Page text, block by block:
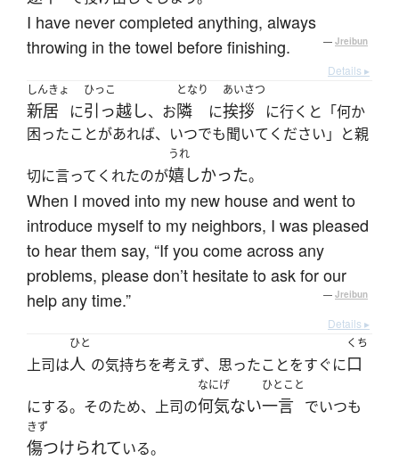
I have never completed anything, always
throwing in the towel before finishing.
— Jreibun
Details ▸
しんきょ
新居 に
ひっこ
引っ越し、お
となり
隣 に
あいさつ
挨拶
に行くと「何か
困ったことがあれば、いつでも聞いてください」と親
切に言ってくれたのが
うれ
嬉しかった。
When I moved into my new house and went to
introduce myself to my neighbors, I was pleased
to hear them say, “If you come across any
problems, please don’t hesitate to ask for our
help any time.”
— Jreibun
Details ▸
上司は
ひと
人 の気持ちを考えず、思ったことをすぐに
くち
口
にする。そのため、上司の
なにげ
何気ない
ひとこと
一言 でいつも
きず
傷つけられている。